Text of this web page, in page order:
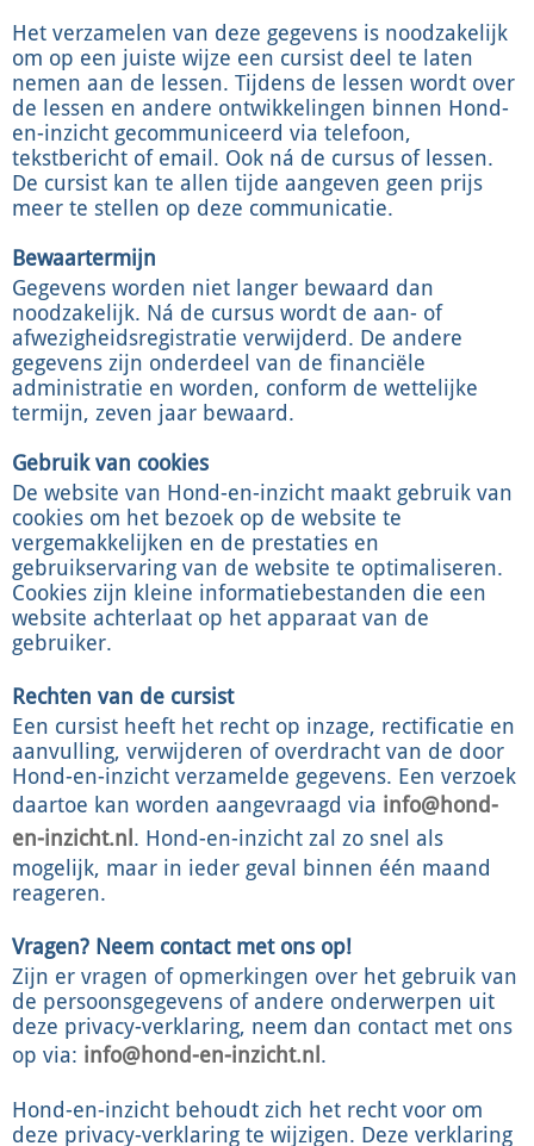
Het verzamelen van deze gegevens is noodzakelijk
om op een juiste wijze een cursist deel te laten
nemen aan de lessen. Tijdens de lessen wordt over
de lessen en andere ontwikkelingen binnen Hond-
en-inzicht gecommuniceerd via telefoon,
tekstbericht of email. Ook ná de cursus of lessen.
De cursist kan te allen tijde aangeven geen prijs
meer te stellen op deze communicatie.
Bewaartermijn
Gegevens worden niet langer bewaard dan
noodzakelijk. Ná de cursus wordt de aan- of
afwezigheidsregistratie verwijderd. De andere
gegevens zijn onderdeel van de financiële
administratie en worden, conform de wettelijke
termijn, zeven jaar bewaard.
Gebruik van cookies
De website van Hond-en-inzicht maakt gebruik van
cookies om het bezoek op de website te
vergemakkelijken en de prestaties en
gebruikservaring van de website te optimaliseren.
Cookies zijn kleine informatiebestanden die een
website achterlaat op het apparaat van de
gebruiker.
Rechten van de cursist
Een cursist heeft het recht op inzage, rectificatie en
aanvulling, verwijderen of overdracht van de door
Hond-en-inzicht verzamelde gegevens. Een verzoek
daartoe kan worden aangevraagd via info@hond-
en-inzicht.nl . Hond-en-inzicht zal zo snel als
mogelijk, maar in ieder geval binnen één maand
reageren.
Vragen? Neem contact met ons op!
Zijn er vragen of opmerkingen over het gebruik van
de persoonsgegevens of andere onderwerpen uit
deze privacy-verklaring, neem dan contact met ons
op via: info@hond-en-inzicht.nl .
Hond-en-inzicht behoudt zich het recht voor om
deze privacy-verklaring te wijzigen. Deze verklaring